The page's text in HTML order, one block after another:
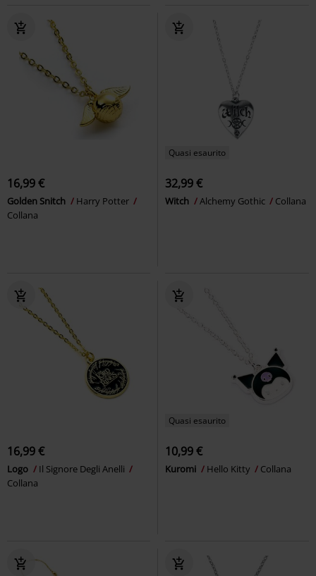
16,99 €
Golden Snitch
Harry Potter
Collana
Quasi esaurito
32,99 €
Witch Alchemy Gothic Collana
16,99 €
Logo
Il Signore Degli Anelli
Collana
Quasi esaurito
10,99 €
Kuromi Hello Kitty Collana